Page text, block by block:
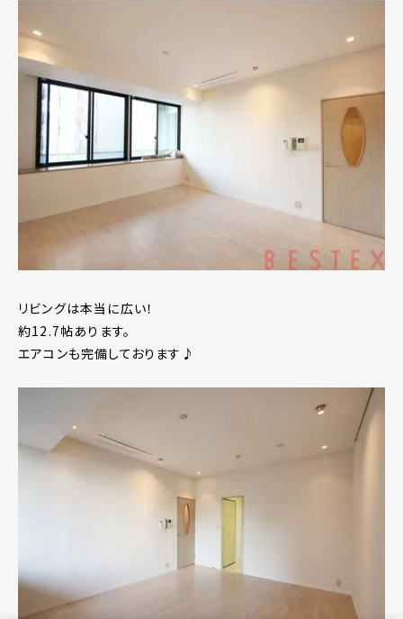
リビングは本当に広い！
約12.7帖あります。
エアコンも完備しております♪